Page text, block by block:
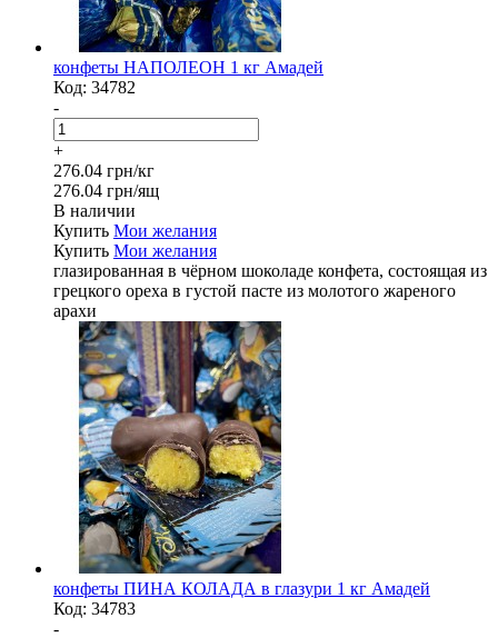
конфеты НАПОЛЕОН 1 кг Амадей
Код: 34782
-
+
276.04 грн/кг
276.04 грн/ящ
В наличии
Купить Мои желания
Купить Мои желания
глазированная в чёрном шоколаде конфета, состоящая из
грецкого ореха в густой пасте из молотого жареного
арахи
конфеты ПИНА КОЛАДА в глазури 1 кг Амадей
Код: 34783
-